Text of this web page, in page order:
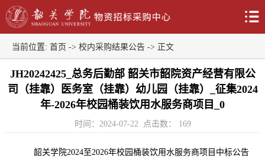
当前位置: 首页 -> 校内采购结果公告 -> 正文
JH20242425_总务后勤部 韶关市韶院资产经营有限公
司（挂靠）医务室（挂靠）幼儿园（挂靠）_征集2024
年-2026年校园桶装饮用水服务商项目_0
时间：2024-07-22 点击数： 169
韶关学院2024至2026年校园桶装饮用水服务商项目中标公告